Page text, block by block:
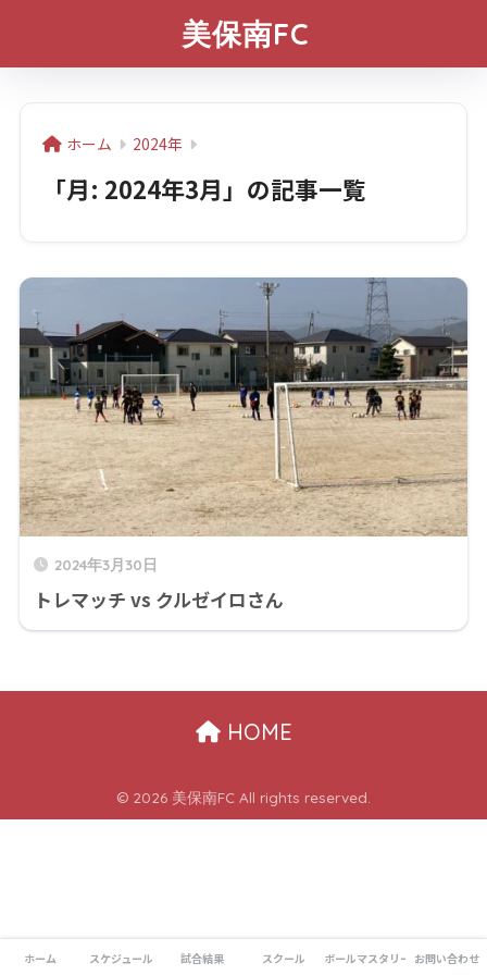
美保南FC
ホーム 2024年
「月: 2024年3月」の記事一覧
2024年3月30日
トレマッチ vs クルゼイロさん
HOME
© 2026 美保南FC All rights reserved.
ホーム スケジュール 試合結果 スクール ボールマスタリー お問い合わせ